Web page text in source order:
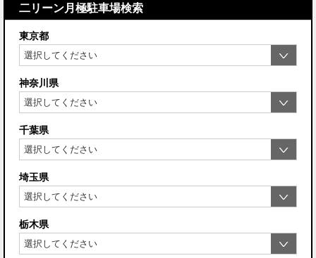
二リーン月極駐車場検索
東京都
神奈川県
千葉県
埼玉県
栃木県